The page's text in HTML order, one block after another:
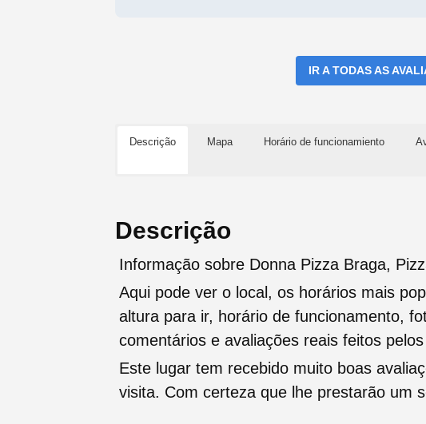
IR A TODAS AS
Descrição Mapa Horário de funcionamiento
Descrição
Informação sobre Donna Pizza Braga,
Aqui pode ver o local, os horários mais
altura para ir, horário de funcionamento,
comentários e avaliações reais feitos
Este lugar tem recebido muito boas
visita. Com certeza que lhe prestarão um